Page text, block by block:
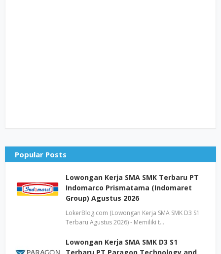
Popular Posts
Lowongan Kerja SMA SMK Terbaru PT
Indomarco Prismatama (Indomaret
Group) Agustus 2026
LokerBlog.com (Lowongan Kerja SMA SMK D3 S1
Terbaru Agustus 2026) - Memiliki t…
Lowongan Kerja SMA SMK D3 S1